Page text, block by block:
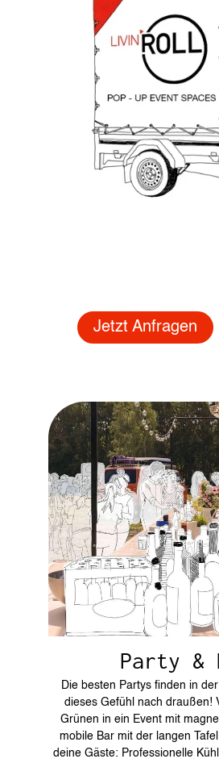
Jetzt Anfragen
Party &
Die besten Partys finden in
dieses Gefühl nach draußen!
Grünen in ein Event mit
mobile Bar mit der langen
deine Gäste: Professionelle